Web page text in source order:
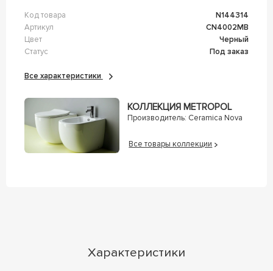
Код товара
n144314
Артикул
CN4002MB
Цвет
Черный
Статус
Под заказ
Все характеристики
КОЛЛЕКЦИЯ METROPOL
Производитель: Ceramica Nova
Все товары коллекции
Характеристики